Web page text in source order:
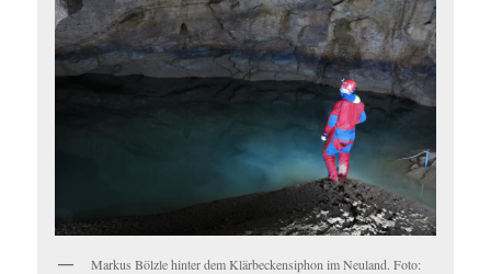
Markus Bölzle hinter dem Klärbeckensiphon im Neuland. Foto: